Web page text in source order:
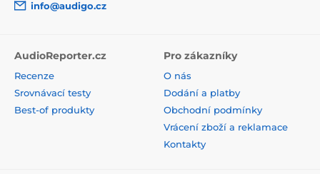
info@audigo.cz
AudioReporter.cz
Recenze
Srovnávací testy
Best-of produkty
Pro zákazníky
O nás
Dodání a platby
Obchodní podmínky
Vrácení zboží a reklamace
Kontakty